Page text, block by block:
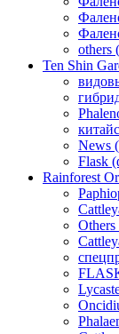
others
Ten Shin
News
Flask
Rainforest
Others